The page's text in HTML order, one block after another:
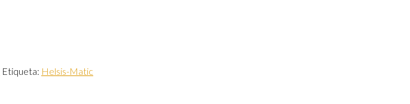
Etiqueta: Helsis-Matic